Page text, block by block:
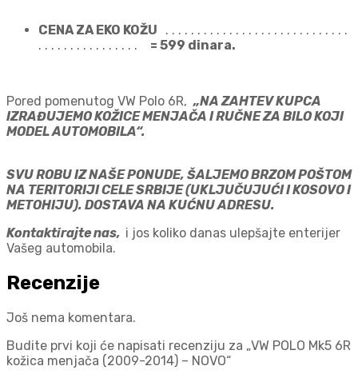
CENA ZA EKO KOŽU
. . . . . . . . . . . . . . . . . . . . . . . . . . . . .
. . . . . . . . . . . . . . . . = 599 dinara.
Pored pomenutog VW Polo 6R, „NA ZAHTEV KUPCA
IZRAĐUJEMO KOŽICE MENJAČA I RUČNE ZA BILO KOJI
MODEL AUTOMOBILA“.
SVU ROBU IZ NAŠE PONUDE, ŠALJEMO BRZOM POŠTOM
NA TERITORIJI CELE SRBIJE (UKLJUČUJUĆI I KOSOVO I
METOHIJU). DOSTAVA NA KUĆNU ADRESU.
Kontaktirajte nas, i jos koliko danas ulepšajte enterijer
Vašeg automobila.
Recenzije
Još nema komentara.
Budite prvi koji će napisati recenziju za „VW POLO Mk5 6R
kožica menjača (2009-2014) – NOVO“